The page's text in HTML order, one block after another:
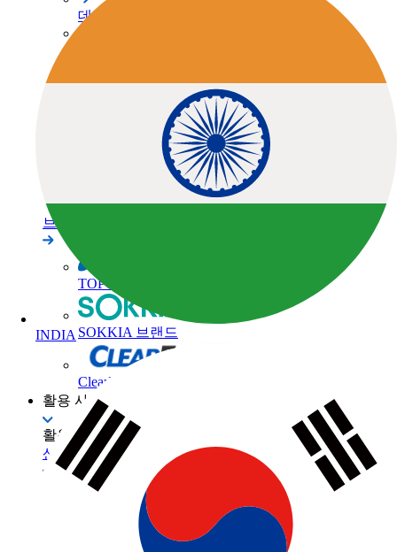
데이터 콜렉터
레이저
레벨 / 데오드라이트
브랜드
TOPCON 브랜드
SOKKIA 브랜드
ClearEdge3D 브랜드
활용 사례
활용 사례
산업
Korea
Country
JAPAN